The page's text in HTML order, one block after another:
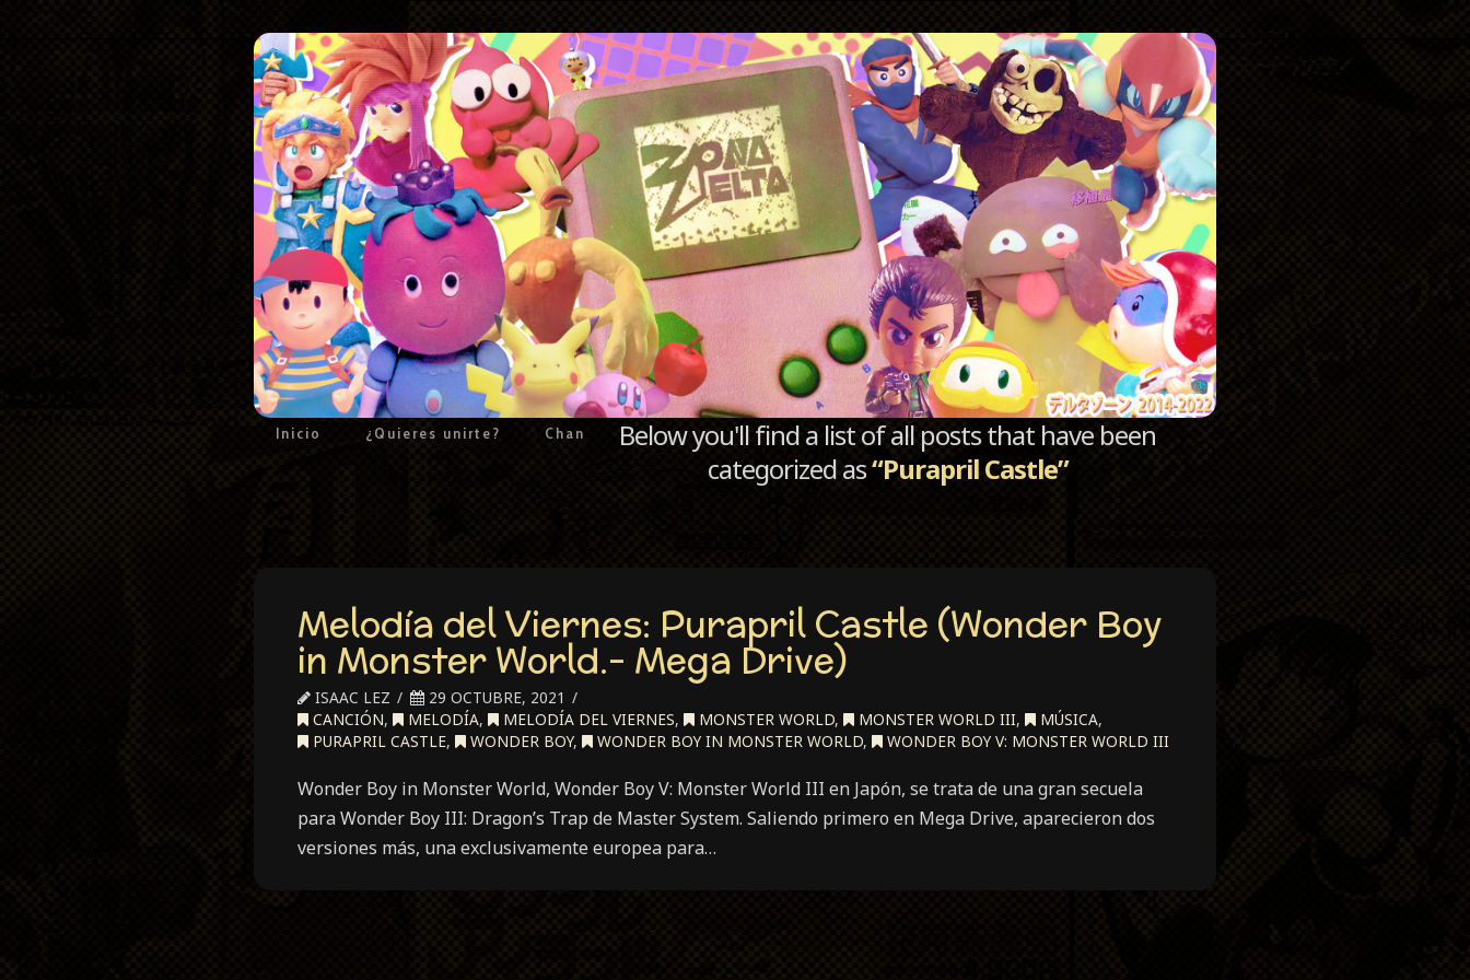
Inicio ¿Quieres unirte? Chan
Below you'll find a list of all posts that have been
categorized as“Purapril Castle”
Melodía del Viernes: Purapril Castle (Wonder Boy
in Monster World.- Mega Drive)
ISAAC LEZ
29 OCTUBRE, 2021
CANCIÓN, MELODÍA, MELODÍA DEL VIERNES, MONSTER WORLD, MONSTER WORLD III, MÚSICA,
PURAPRIL CASTLE, WONDER BOY, WONDER BOY IN MONSTER WORLD, WONDER BOY V: MONSTER WORLD III
Wonder Boy in Monster World, Wonder Boy V: Monster World III en Japón, se trata de una gran secuela
para Wonder Boy III: Dragon’s Trap de Master System. Saliendo primero en Mega Drive, aparecieron dos
versiones más, una exclusivamente europea para…